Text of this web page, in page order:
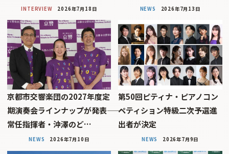
INTERVIEW 2026年7月18日 NEWS 2026年7月13日
京都市交響楽団の2027年度定
期演奏会ラインナップが発表――
常任指揮者・沖澤のど…
NEWS 2026年7月10日
第50回ピティナ・ピアノコン
ペティション特級二次予選進
出者が決定
NEWS 2026年7月9日